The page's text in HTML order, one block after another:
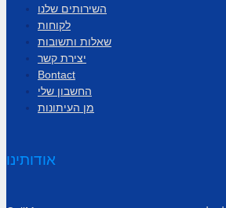
השירותים שלנו
לקוחות
שאלות ותשובות
יצירת קשר
Bontact
החשבון שלי
מן העיתונות
אודותינו